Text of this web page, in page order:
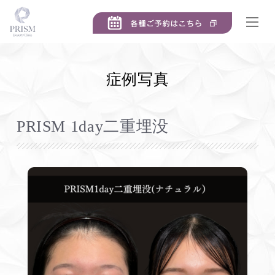
症例写真
PRISM 1day二重埋没